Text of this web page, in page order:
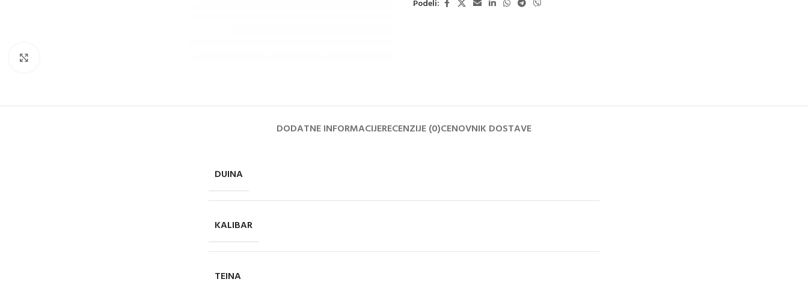
Podeli:
DODATNE INFORMACIJERECENZIJE (0)CENOVNIK DOSTAVE
DUINA
KALIBAR
TEINA